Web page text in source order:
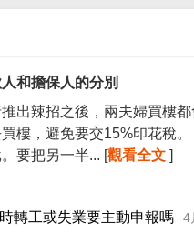
和擔保人的分別
出辣招之後，兩夫婦買樓
樓，避免要交15%印花稅
要把另一半... [觀看全文 ]
轉工或失業要主動申報嗎 4